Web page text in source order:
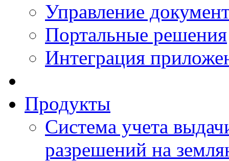
Управление
Портальные решения
Интеграция
Продукты
Система учета
разрешений на